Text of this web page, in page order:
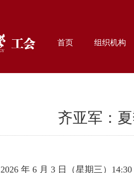
首页 组织机构
齐亚军：
2026 年 6 月 3 日（星期三）14:30